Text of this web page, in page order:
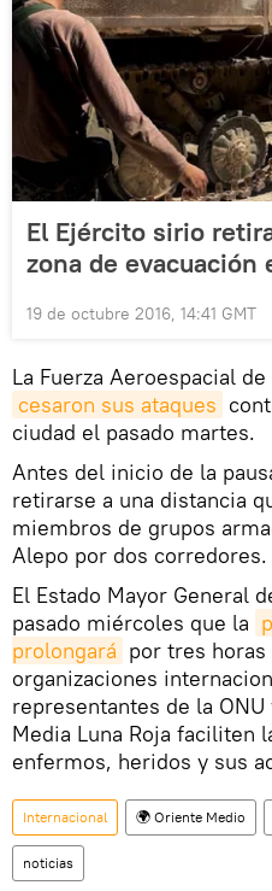
El Ejército sirio
zona de evacuación
19 de octubre 2016, 14:41 GMT
La Fuerza Aeroespacial
cesaron sus ataques
ciudad el pasado martes.
Antes del inicio de la
retirarse a una distancia
miembros de grupos
Alepo por dos corredores.
El Estado Mayor General
pasado miércoles que la
prolongará por tres
organizaciones
representantes de la
Media Luna Roja faciliten
enfermos, heridos y sus
Internacional 🌍 Oriente Medio
noticias